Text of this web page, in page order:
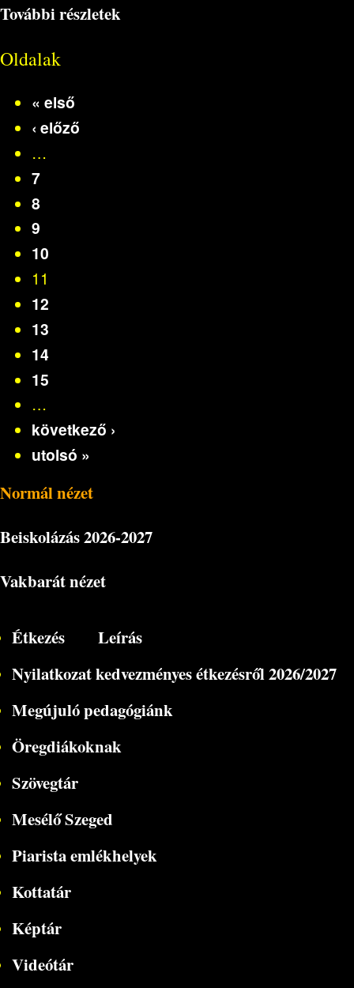
További részletek
Oldalak
« első
‹ előző
…
7
8
9
10
11
12
13
14
15
…
következő ›
utolsó »
Normál nézet
Beiskolázás2026-2027
Vakbarát nézet
Étkezés
Leírás
Nyilatkozat kedvezményes étkezésről 2026/2027
Megújuló pedagógiánk
Öregdiákoknak
Szövegtár
Mesélő Szeged
Piarista emlékhelyek
Kottatár
Képtár
Videótár